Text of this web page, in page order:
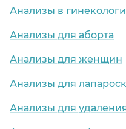
Анализы в
Анализы для аборта
Анализы для женщин
Анализы для
Анализы для